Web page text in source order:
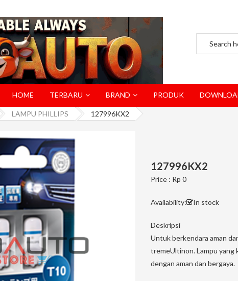
HOME TERBARU BRAND PRODUK
LAMPU PHILLIPS 127996KX2
127996KX2
Price : Rp 0
Availability: In stock
Deskripsi
Untuk berkendara aman
tremeUltinon. Lampu yang
dengan aman dan bergaya.